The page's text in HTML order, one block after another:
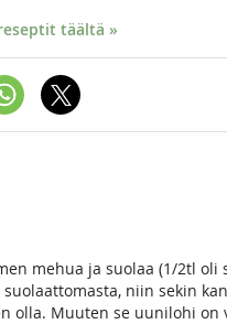
täältä »
mehua ja suolaa (1/2tl oli
niin sekin
olla. Muuten se uunilohi on